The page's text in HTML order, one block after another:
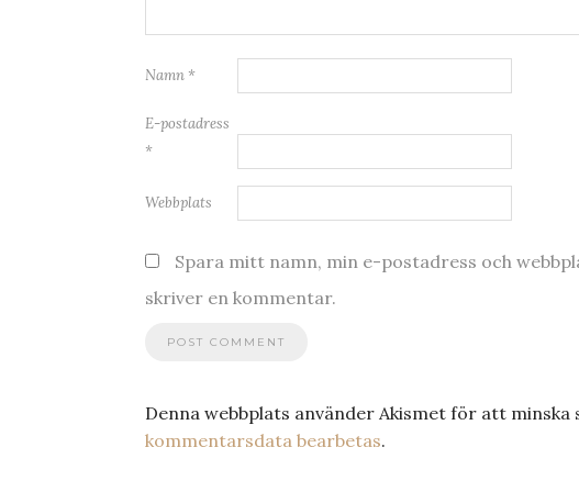
Namn *
E-postadress
*
Webbplats
Spara mitt namn, min e-postadress och
skriver en kommentar.
Denna webbplats använder Akismet för att minska
kommentarsdata bearbetas.